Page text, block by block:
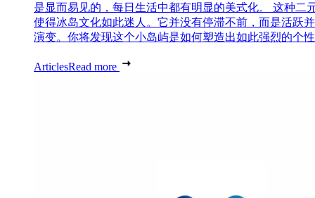
是显而易见的，每日生活中都有明显的美式化。 这种二
使得冰岛文化如此迷人。它并没有停滞不前，而是活跃
演变。你将发现这个小岛屿是如何塑造出如此强烈的个
ArticlesRead more